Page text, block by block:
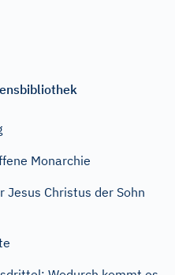
Monarchie
Jesus Christus der Sohn